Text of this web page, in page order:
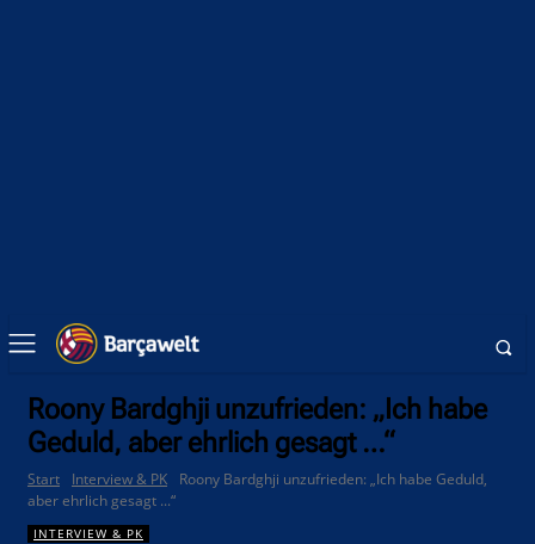
Roony Bardghji unzufrieden: „Ich habe
Geduld, aber ehrlich gesagt …“
Start Interview & PK
Roony Bardghji unzufrieden: „Ich habe Geduld,
aber ehrlich gesagt ...“
INTERVIEW & PK